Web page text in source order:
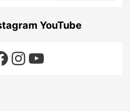
YouTube
Instagram
YouTube